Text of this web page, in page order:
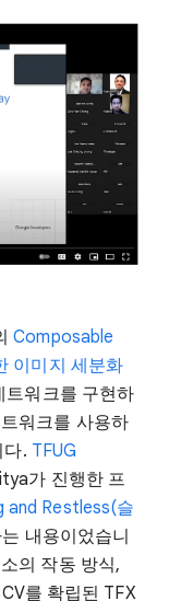
Composable
이미지 세분화
트워크를 구현하
워크를 사용하
다. TFUG
가 진행한 프
and Restless(슬
내용이었습니
의 작동 방식,
를 확립된 TFX